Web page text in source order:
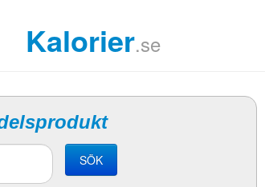
Kalorier.se
SÖK